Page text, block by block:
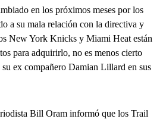
en los próximos meses por los
a su mala relación con la directiva y
New York Knicks y Miami Heat están
para adquirirlo, no es menos cierto
ex compañero Damian Lillard en sus
Bill Oram informó que los Trail